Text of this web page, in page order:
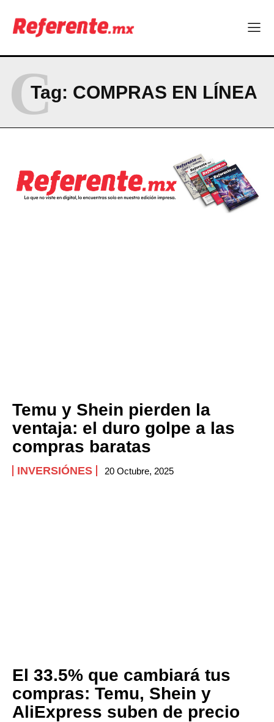
Tag: COMPRAS EN LÍNEA
C
Temu y Shein pierden la
ventaja: el duro golpe a las
compras baratas
INVERSIÓNES 20 Octubre, 2025
El 33.5% que cambiará tus
compras: Temu, Shein y
AliExpress suben de precio